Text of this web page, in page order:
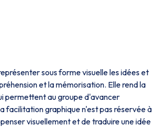
sous forme visuelle les idées et
et la mémorisation. Elle rend la
permettent au groupe d'avancer
facilitation graphique n'est pas réservée à
visuellement et de traduire une idée